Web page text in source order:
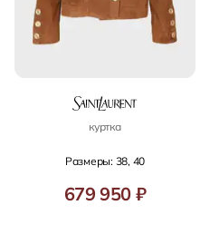
куртка
Размеры: 38, 40
679 950 ₽